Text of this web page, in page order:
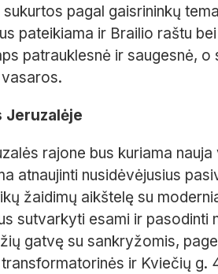
pagal gaisrininkų
pateikiama ir Brailio raštu
patrauklesnė ir saugesnė,
Jeruzalėje
rajone bus kuriama
atnaujinti nusidėvėjusius
žaidimų aikštelę su
sutvarkyti esami ir pasodinti
gatvę su sankryžomis,
ir Kviečių g.